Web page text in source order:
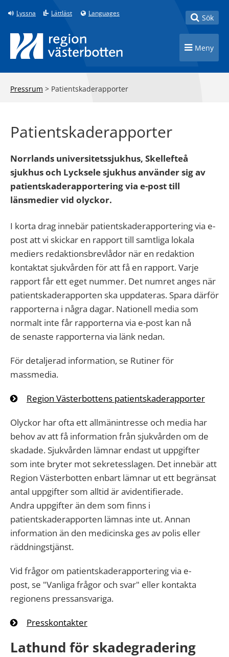
Till innehåll på sidan
Lyssna Lättläst Languages Toggle
Sök
Toggle
Meny
Pressrum > Patientskaderapporter
Patientskaderapporter
Norrlands universitetssjukhus, Skellefteå
sjukhus och Lycksele sjukhus använder sig av
patientskaderapportering via e-post till
länsmedier vid olyckor.
I korta drag innebär patientskaderapportering via e-
post att vi skickar en rapport till samtliga lokala
mediers redaktionsbrevlådor när en redaktion
kontaktat sjukvården för att få en rapport. Varje
rapport får ett eget nummer. Det numret anges när
patientskaderapporten ska uppdateras. Spara därför
rapporterna i några dagar. Nationell media som
normalt inte får rapporterna via e-post kan nå
de senaste rapporterna via länk nedan.
För detaljerad information, se Rutiner för
massmedia.
Region Västerbottens patientskaderapporter
Olyckor har ofta ett allmänintresse och media har
behov av att få information från sjukvården om de
skadade. Sjukvården lämnar endast ut uppgifter
som inte bryter mot sekretesslagen. Det innebär att
Region Västerbotten enbart lämnar ut ett begränsat
antal uppgifter som alltid är avidentifierade.
Andra uppgifter än dem som finns i
patientskaderapporten lämnas inte ut. Annan
information än den medicinska ges av polis eller
räddningstjänst.
Vid frågor om patientskaderapportering via e-
post, se "Vanliga frågor och svar" eller kontakta
regionens pressansvariga.
Presskontakter
Lathund för skadegradering